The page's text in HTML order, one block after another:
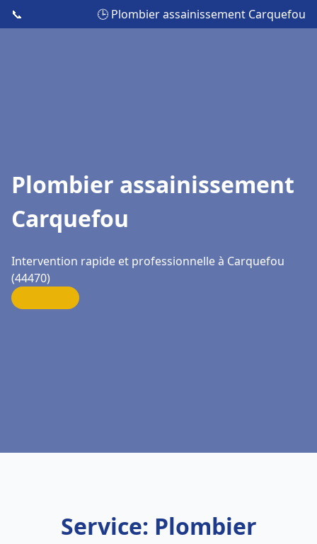
📞 🕒 Plombier assainissement Carquefou
Plombier assainissement
Carquefou
Intervention rapide et professionnelle à Carquefou
(44470)
Service: Plombier